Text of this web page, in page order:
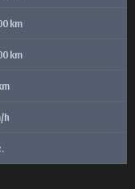
km
km
h